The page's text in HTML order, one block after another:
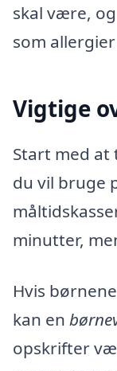
skal være,
som
Vigtige
Start med
du vil bruge
minutter,
Hvis
kan en
opskrifter